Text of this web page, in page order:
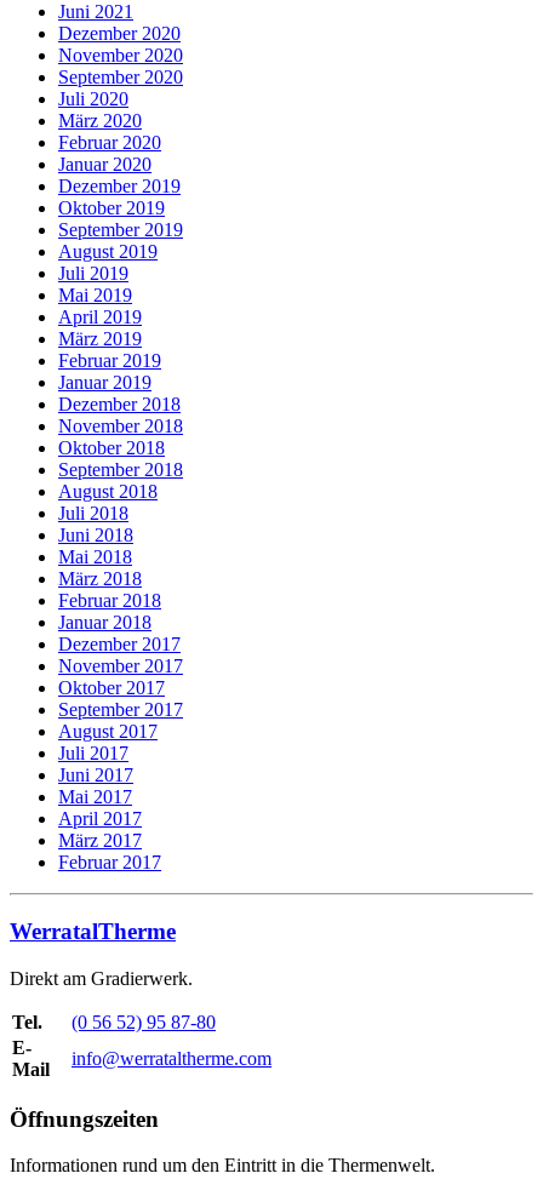
Juni 2021
Dezember 2020
November 2020
September 2020
Juli 2020
März 2020
Februar 2020
Januar 2020
Dezember 2019
Oktober 2019
September 2019
August 2019
Juli 2019
Mai 2019
April 2019
März 2019
Februar 2019
Januar 2019
Dezember 2018
November 2018
Oktober 2018
September 2018
August 2018
Juli 2018
Juni 2018
Mai 2018
März 2018
Februar 2018
Januar 2018
Dezember 2017
November 2017
Oktober 2017
September 2017
August 2017
Juli 2017
Juni 2017
Mai 2017
April 2017
März 2017
Februar 2017
WerratalTherme
Direkt am Gradierwerk.
Tel.
(0 56 52) 95 87-80
E-
Mail
info@werrataltherme.com
Öffnungszeiten
Informationen rund um den Eintritt in die Thermenwelt.